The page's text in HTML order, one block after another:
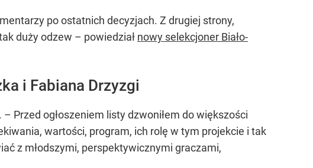
po ostatnich decyzjach. Z drugiej strony,
duży odzew – powiedział nowy selekcjoner Biało-
i Fabiana Drzyzgi
Przed ogłoszeniem listy dzwoniłem do większości
wartości, program, ich rolę w tym projekcie i tak
z młodszymi, perspektywicznymi graczami,